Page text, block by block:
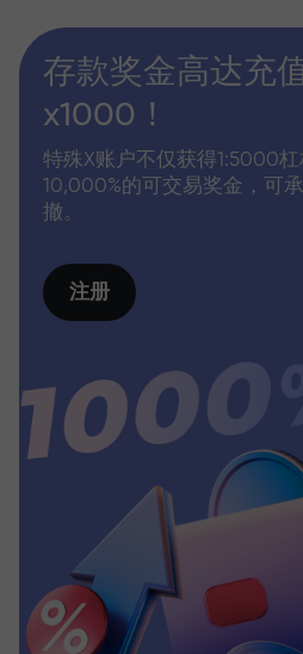
存款奖金高达充
x1000！
特殊X账户不仅获得1:5000
10,000%的可交易奖金，可
撤。
注册